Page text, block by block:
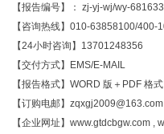
【报告编号】： zj-yj-wj/wy-681633
【咨询热线】010-63858100/400-
【24小时咨询】13701248356
【交付方式】EMS/E-MAIL
【报告格式】WORD 版＋PDF 格
【订购电邮】zqxgj2009@163.com
【企业网址】www.gtdcbgw.com ,